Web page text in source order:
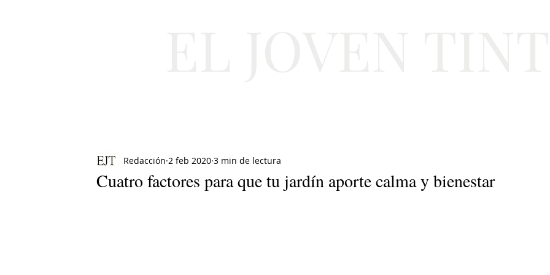
Cuatro factores para que tu jardín aporte calma y bienestar
Redacción 2 feb 2020 3 min de lectura